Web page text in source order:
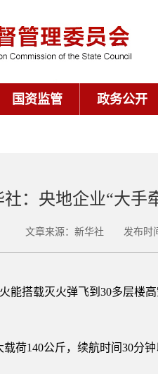
国资监管 政务公开
社：央地企业“大手
文章来源：新华社 发布时间
能搭载灭火弹飞到30多层楼
荷140公斤，续航时间30分钟